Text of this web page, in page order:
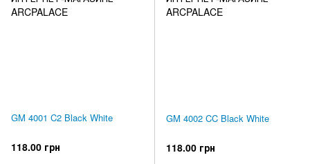
GM 4001 C2 Black White
118.00 грн
GM 4002 CC Black White
118.00 грн